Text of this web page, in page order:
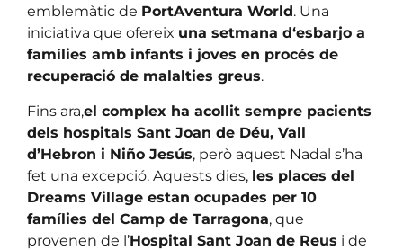
emblemàtic de PortAventura World. Una
iniciativa que ofereix una setmana d‘esbarjo a
famílies amb infants i joves en procés de
recuperació de malalties greus.
Fins ara,el complex ha acollit sempre pacients
dels hospitals Sant Joan de Déu, Vall
d’Hebron i Niño Jesús, però aquest Nadal s’ha
fet una excepció. Aquests dies, les places del
Dreams Village estan ocupades per 10
famílies del Camp de Tarragona, que
provenen de l’Hospital Sant Joan de Reus i de